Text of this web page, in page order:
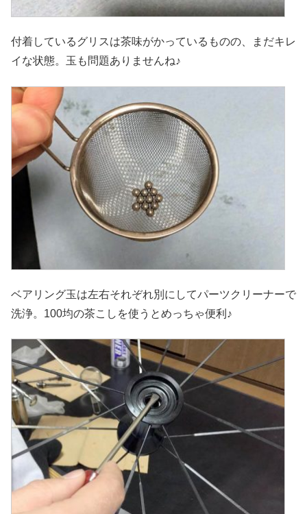
付着しているグリスは茶味がかっているものの、まだキレ
イな状態。玉も問題ありませんね♪
ベアリング玉は左右それぞれ別にしてパーツクリーナーで
洗浄。100均の茶こしを使うとめっちゃ便利♪